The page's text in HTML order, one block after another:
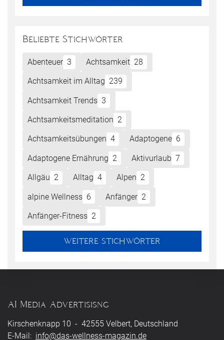
Beliebte Stichwörter
Abenteuer 3 Achtsamkeit 28
Achtsamkeit im Alltag 239
Achtsamkeit Trends 3
Achtsamkeitsmeditation 2
Achtsamkeitsübungen 4 Adaptogene 6
Adaptogene Ernährung 2 Aktivurlaub 7
Allgäu 2 Alltag 4 Alpen 2
alpine Wellness 6 Anfänger 2
Anfänger-Fitness 2
WEITERE STICHWÖRTER
AI Media Advertisisng
Kirschenknapp 10 - 42555 Velbert, Deutschland
E-Mail: info@das-wellness-magazin.de